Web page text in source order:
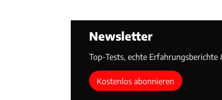
Newsletter
Top-Tests, echte
Kostenlos abonnieren